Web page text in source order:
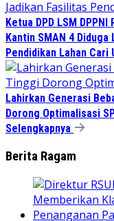
Ketua DPD LSM
Kantin SMAN 4
Pendidikan Lahan Cari
Lahirkan Generasi
Dorong Optimalisasi
Selengkapnya
Berita Ragam